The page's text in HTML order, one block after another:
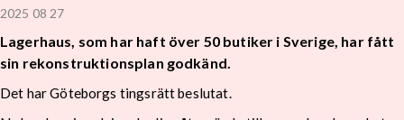
2025 08 27
Lagerhaus, som har haft över 50 butiker i Sverige, har fått
sin rekonstruktionsplan godkänd.
Det har Göteborgs tingsrätt beslutat.